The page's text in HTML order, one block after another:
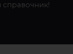
справочник!